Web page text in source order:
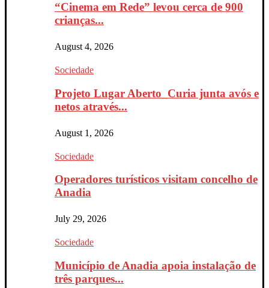
“Cinema em Rede” levou cerca de 900
crianças...
August 4, 2026
Sociedade
Projeto Lugar Aberto_Curia junta avós e
netos através...
August 1, 2026
Sociedade
Operadores turísticos visitam concelho de
Anadia
July 29, 2026
Sociedade
Município de Anadia apoia instalação de
três parques...